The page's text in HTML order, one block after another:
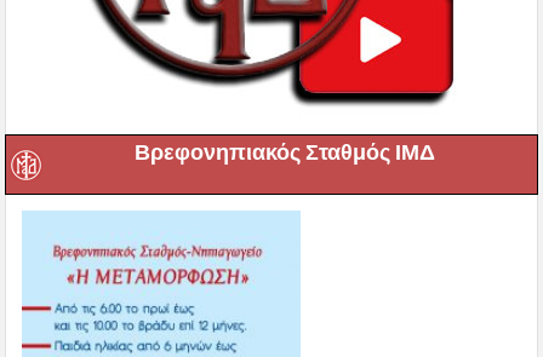
Βρεφονηπιακός Σταθμός ΙΜΔ